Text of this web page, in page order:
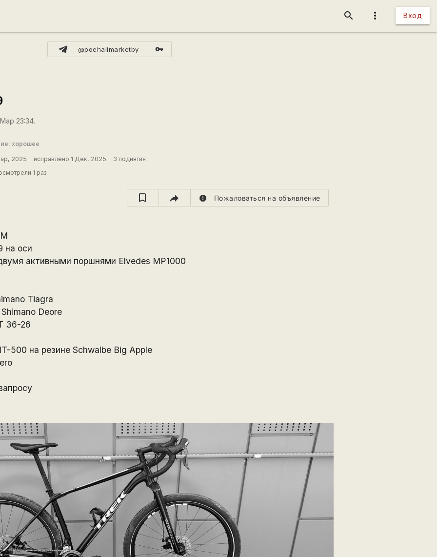
more_vert Вход
search
@poehalimarketby vpn_key
23:34.
хорошее
2025 исправлено 1 Дек, 2025
3 поднятия
1 раз
report Пожаловаться на объявление
М
на оси
активными поршнями Elvedes MP1000
Tiagra
Deore
36-26
500 на резине Schwalbe Big Apple